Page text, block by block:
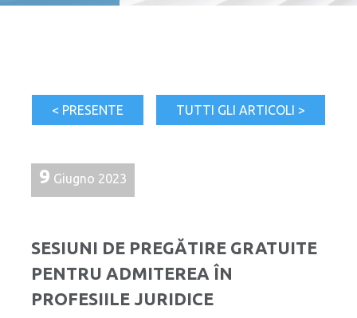
< PRESENTE TUTTI GLI ARTICOLI >
9 Giugno 2023
SESIUNI DE PREGĂTIRE GRATUITE
PENTRU ADMITEREA ÎN
PROFESIILE JURIDICE